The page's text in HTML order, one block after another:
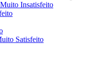
Muito Insatisfeito
Satisfeito